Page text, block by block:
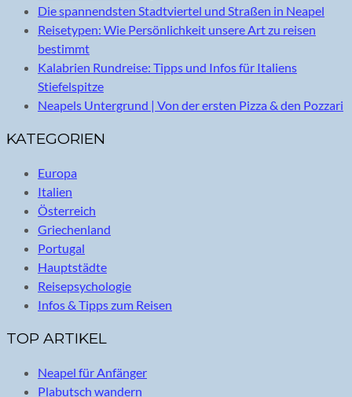
Die spannendsten Stadtviertel und Straßen in Neapel
Reisetypen: Wie Persönlichkeit unsere Art zu reisen
bestimmt
Kalabrien Rundreise: Tipps und Infos für Italiens
Stiefelspitze
Neapels Untergrund | Von der ersten Pizza & den Pozzari
KATEGORIEN
Europa
Italien
Österreich
Griechenland
Portugal
Hauptstädte
Reisepsychologie
Infos & Tipps zum Reisen
TOP ARTIKEL
Neapel für Anfänger
Plabutsch wandern